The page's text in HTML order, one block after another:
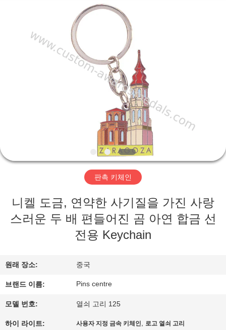
우
리
대
하
공
장
여
판촉 키체인
니켈 도금, 연약한 사기질을 가진 사랑
스러운 두 배 편들어진 곰 아연 합금 선
전용 Keychain
원래 장소: 중국
브랜드 이름: Pins centre
모델 번호: 열쇠 고리 125
하이 라이트: 사용자 지정 금속 키체인, 로고 열쇠 고리